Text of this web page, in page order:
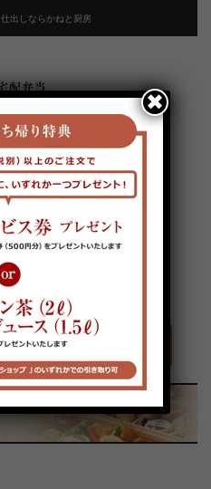
出しならかねと厨房
はこちらから
定休日/不定休
✖